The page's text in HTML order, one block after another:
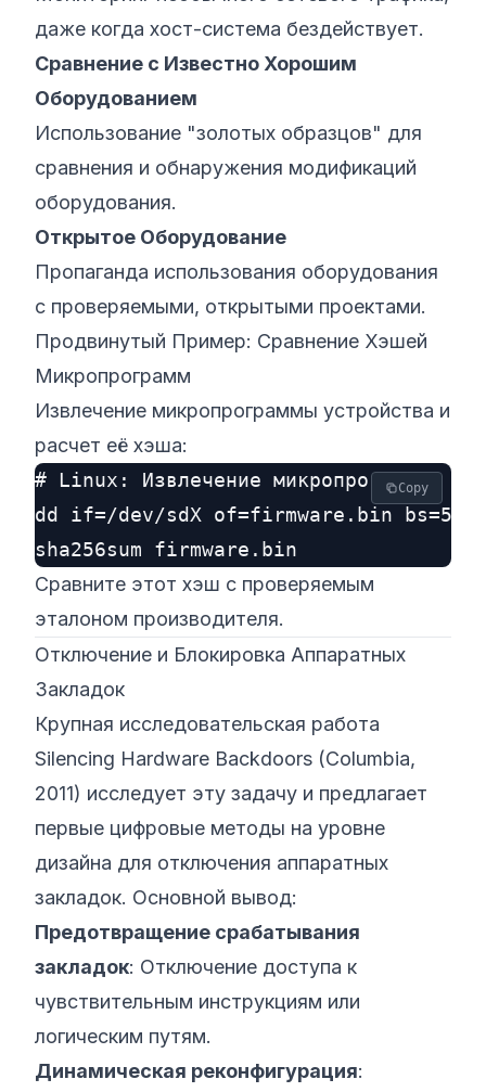
даже когда хост-система бездействует.
Сравнение с Известно Хорошим
Оборудованием
Использование "золотых образцов" для
сравнения и обнаружения модификаций
оборудования.
Открытое Оборудование
Пропаганда использования оборудования
с проверяемыми, открытыми проектами.
Продвинутый Пример: Сравнение Хэшей
Микропрограмм
Извлечение микропрограммы устройства и
расчет её хэша:
# Linux: Извлечение микропрограммы от
dd if=/dev/sdX of=firmware.bin bs=512
Copy
Сравните этот хэш с проверяемым
эталоном производителя.
Отключение и Блокировка Аппаратных
Закладок
Крупная исследовательская работа
Silencing Hardware Backdoors (Columbia,
2011) исследует эту задачу и предлагает
первые цифровые методы на уровне
дизайна для отключения аппаратных
закладок. Основной вывод:
Предотвращение срабатывания
закладок: Отключение доступа к
чувствительным инструкциям или
логическим путям.
Динамическая реконфигурация: